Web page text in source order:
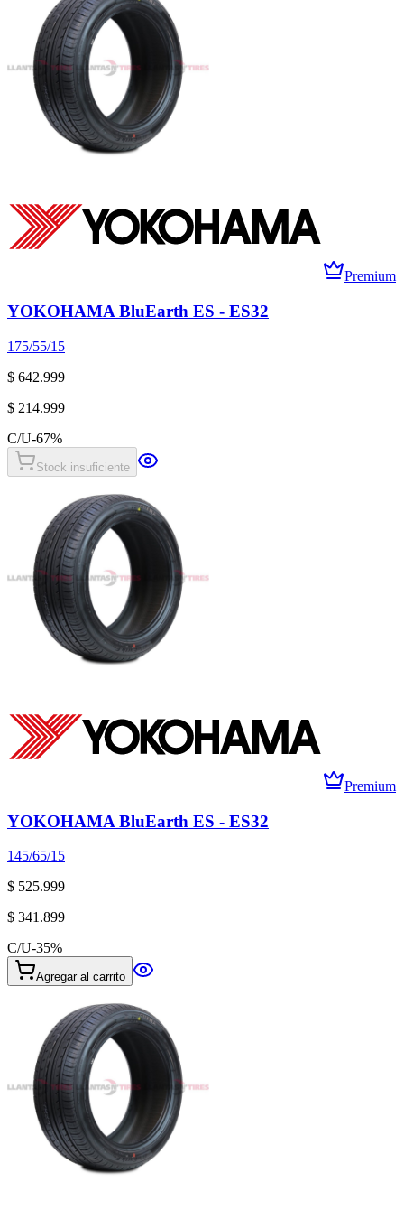
Premium
YOKOHAMA BluEarth ES - ES32
175/55/15
$ 642.999
$ 214.999
C/U-67%
Stock insuficiente
Premium
YOKOHAMA BluEarth ES - ES32
145/65/15
$ 525.999
$ 341.899
C/U-35%
Agregar al carrito